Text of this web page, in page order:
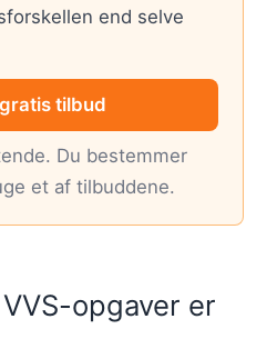
end selve
tilbud
Du bestemmer
et af tilbuddene.
opgaver er